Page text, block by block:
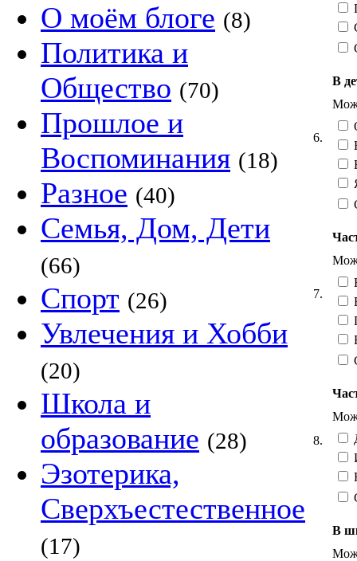
О моём блоге (8)
Политика и
Общество (70)
Прошлое и
Воспоминания (18)
Разное (40)
Семья, Дом, Дети
(66)
Спорт (26)
Увлечения и Хобби
(20)
Школа и
образование (28)
Эзотерика,
Сверхъестественное
(17)
6.
В
7.
8.
В